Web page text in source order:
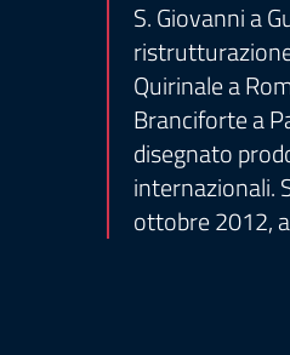
S. Giovanni a
Quirinale a
Branciforte a
disegnato
internazionali.
ottobre 2012,